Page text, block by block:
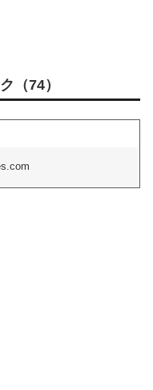
（74）